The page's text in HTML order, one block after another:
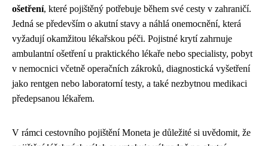
ošetření, které pojištěný potřebuje během své cesty v zahraničí.
Jedná se především o akutní stavy a náhlá onemocnění, která
vyžadují okamžitou lékařskou péči. Pojistné krytí zahrnuje
ambulantní ošetření u praktického lékaře nebo specialisty, pobyt
v nemocnici včetně operačních zákroků, diagnostická vyšetření
jako rentgen nebo laboratorní testy, a také nezbytnou medikaci
předepsanou lékařem.
V rámci cestovního pojištění Moneta je důležité si uvědomit, že